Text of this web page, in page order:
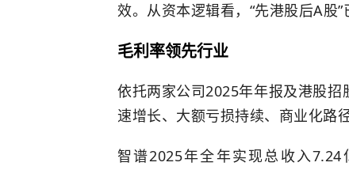
效。从资本逻辑看，“先港股后A股
毛利率领先行业
依托两家公司2025年年报及港股招
速增长、大额亏损持续、商业化路
智谱2025年全年实现总收入